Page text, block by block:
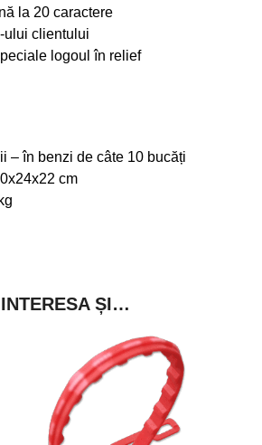
la 20 caractere
ului clientului
logoul în relief
– în benzi de câte 10 bucăți
cm
ȘI…